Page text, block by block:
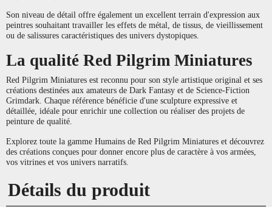
Son niveau de détail offre également un excellent terrain d'expression aux
peintres souhaitant travailler les effets de métal, de tissus, de vieillissement
ou de salissures caractéristiques des univers dystopiques.
La qualité Red Pilgrim Miniatures
Red Pilgrim Miniatures est reconnu pour son style artistique original et ses
créations destinées aux amateurs de Dark Fantasy et de Science-Fiction
Grimdark. Chaque référence bénéficie d'une sculpture expressive et
détaillée, idéale pour enrichir une collection ou réaliser des projets de
peinture de qualité.
Explorez toute la gamme Humains de Red Pilgrim Miniatures et découvrez
des créations conçues pour donner encore plus de caractère à vos armées,
vos vitrines et vos univers narratifs.
Détails du produit